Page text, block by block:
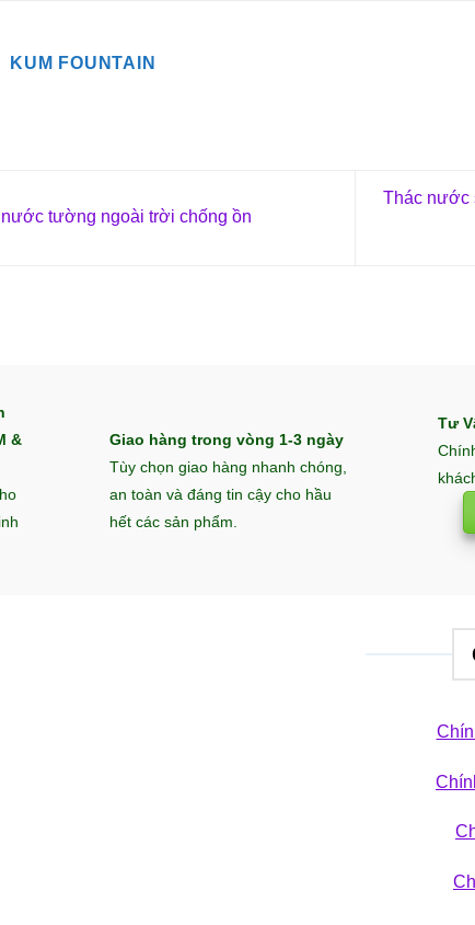
KUM FOUNTAIN
nước tường ngoài trời chống ồn
Thác nước
&
Giao hàng trong vòng 1-3 ngày
Tùy chọn giao hàng nhanh chóng,
an toàn và đáng tin cậy cho hầu
hết các sản phẩm.
Tư